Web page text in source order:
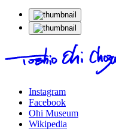
Instagram
Facebook
Ohi Museum
Wikipedia